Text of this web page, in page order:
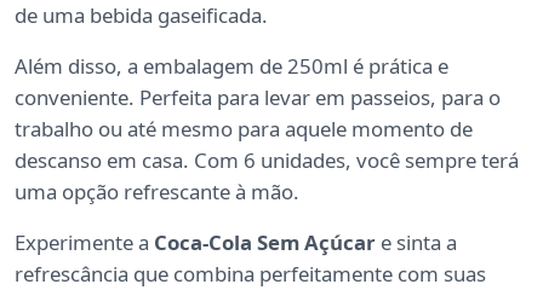
de uma bebida gaseificada.
Além disso, a embalagem de 250ml é prática e
conveniente. Perfeita para levar em passeios, para o
trabalho ou até mesmo para aquele momento de
descanso em casa. Com 6 unidades, você sempre terá
uma opção refrescante à mão.
Experimente a Coca-Cola Sem Açúcar e sinta a
refrescância que combina perfeitamente com suas